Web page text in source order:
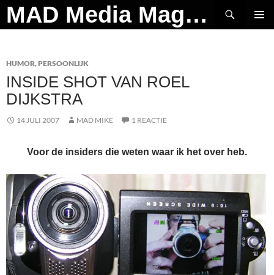
Ga
naar
MAD Media Magazine
Zoeken
HUMOR,PERSOONLIJK
INSIDE SHOT VAN ROEL
DIJKSTRA
14 JULI 2007 MAD MIKE 1 REACTIE
Voor de insiders die weten waar ik het over heb.